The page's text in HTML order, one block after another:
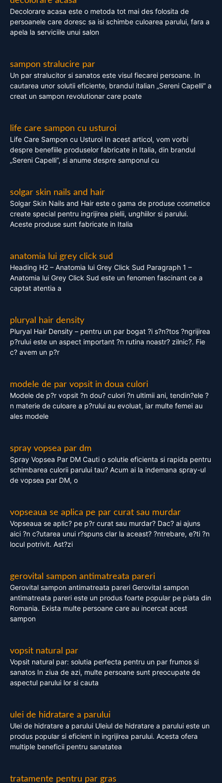
Decolorare acasa este o metoda tot mai des folosita de
persoanele care doresc sa isi schimbe culoarea parului, fara a
apela la serviciile unui salon
sampon stralucire par
Un par stralucitor si sanatos este visul fiecarei persoane. In
cautarea unor solutii eficiente, brandul italian „Sereni Capelli” a
creat un sampon revolutionar care poate
life care sampon cu usturoi
Life Care Sampon cu Usturoi In acest articol, vom vorbi
despre benefiile produselor fabricate in Italia, din brandul
„Sereni Capelli”, si anume despre samponul cu
solgar skin nails and hair
Solgar Skin Nails and Hair este o gama de produse cosmetice
create special pentru ingrijirea pielii, unghiilor si parului.
Aceste produse sunt fabricate in Italia
anatomia lui grey click sud
Heading H2 – Anatomia lui Grey Click Sud Paragraph 1 –
Anatomia lui Grey Click Sud este un fenomen fascinant ce a
captat atentia a
pluryal hair density
Pluryal Hair Density – pentru un par bogat ?i s?n?tos ?ngrijirea
p?rului este un aspect important ?n rutina noastr? zilnic?. Fie
c? avem un p?r
modele de par vopsit in doua culori
Modele de p?r vopsit ?n dou? culori ?n ultimii ani, tendin?ele ?
n materie de culoare a p?rului au evoluat, iar multe femei au
ales modele
spray vopsea par dm
Spray Vopsea Par DM Cauti o solutie eficienta si rapida pentru
schimbarea culorii parului tau? Acum ai la indemana spray-ul
de vopsea par DM, o
vopseaua se aplica pe par curat sau murdar
Vopseaua se aplic? pe p?r curat sau murdar? Dac? ai ajuns
aici ?n c?utarea unui r?spuns clar la aceast? ?ntrebare, e?ti ?n
locul potrivit. Ast?zi
gerovital sampon antimatreata pareri
Gerovital sampon antimatreata pareri Gerovital sampon
antimatreata pareri este un produs foarte popular pe piata din
Romania. Exista multe persoane care au incercat acest
sampon
vopsit natural par
Vopsit natural par: solutia perfecta pentru un par frumos si
sanatos In ziua de azi, multe persoane sunt preocupate de
aspectul parului lor si cauta
ulei de hidratare a parului
Ulei de hidratare a parului Uleiul de hidratare a parului este un
produs popular si eficient in ingrijirea parului. Acesta ofera
multiple beneficii pentru sanatatea
tratamente pentru par gras